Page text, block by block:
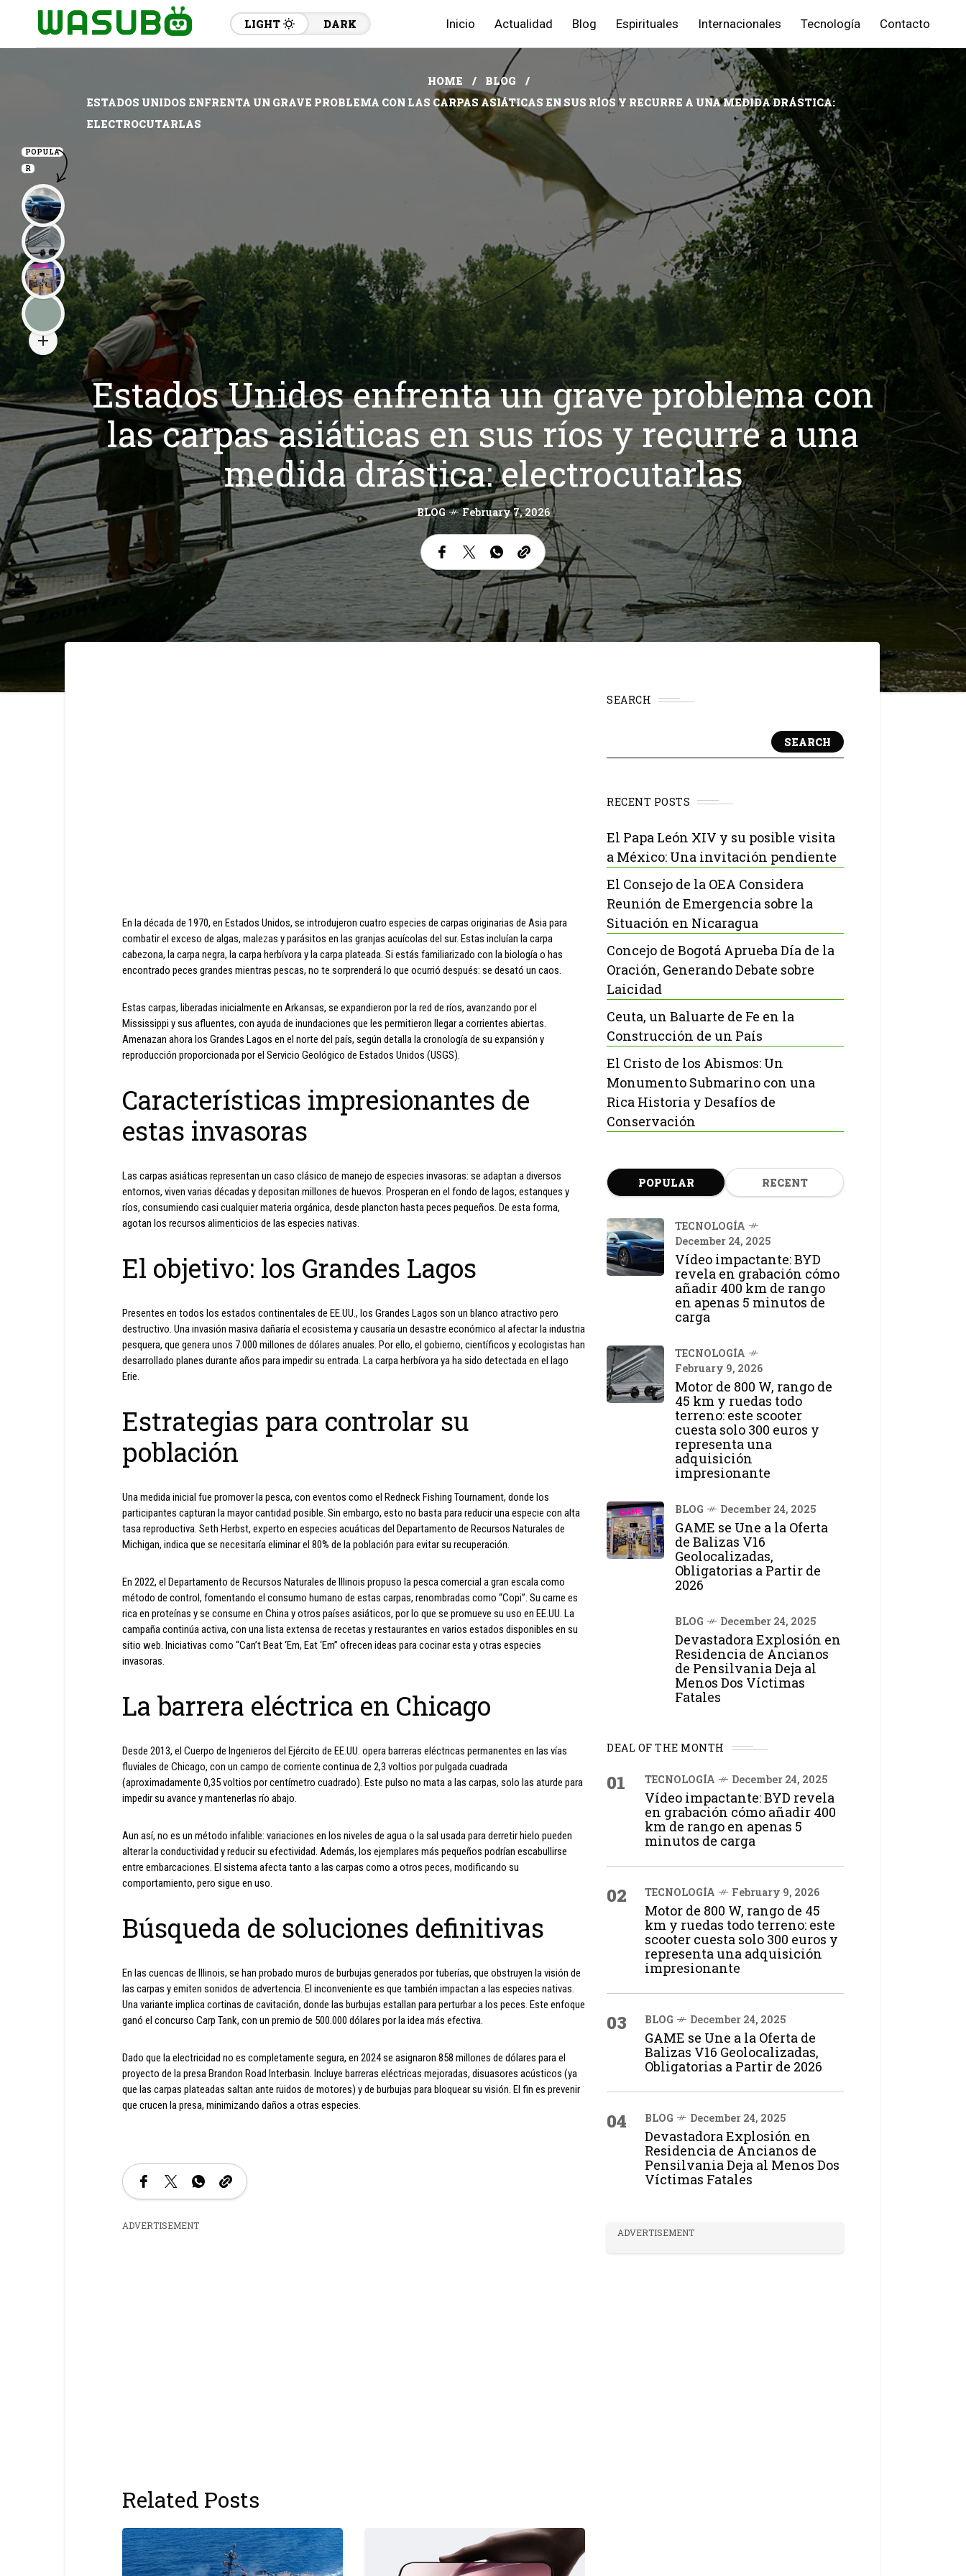
LIGHT DARK Inicio Actualidad Blog Espirituales Internacionales Tecnología Contacto
HOME
BLOG
ESTADOS UNIDOS ENFRENTA UN GRAVE PROBLEMA CON LAS CARPAS ASIÁTICAS EN SUS RÍOS Y RECURRE A UNA MEDIDA DRÁSTICA:
ELECTROCUTARLAS
Estados Unidos enfrenta un grave problema con
las carpas asiáticas en sus ríos y recurre a una
medida drástica: electrocutarlas
BLOG February 7, 2026
En la década de 1970, en Estados Unidos, se introdujeron cuatro especies de carpas originarias de Asia para
combatir el exceso de algas, malezas y parásitos en las granjas acuícolas del sur. Estas incluían la carpa
cabezona, la carpa negra, la carpa herbívora y la carpa plateada. Si estás familiarizado con la biología o has
encontrado peces grandes mientras pescas, no te sorprenderá lo que ocurrió después: se desató un caos.
Estas carpas, liberadas inicialmente en Arkansas, se expandieron por la red de ríos, avanzando por el
Mississippi y sus afluentes, con ayuda de inundaciones que les permitieron llegar a corrientes abiertas.
Amenazan ahora los Grandes Lagos en el norte del país, según detalla la cronología de su expansión y
reproducción proporcionada por el Servicio Geológico de Estados Unidos (USGS).
Características impresionantes de
estas invasoras
Las carpas asiáticas representan un caso clásico de manejo de especies invasoras: se adaptan a diversos
entornos, viven varias décadas y depositan millones de huevos. Prosperan en el fondo de lagos, estanques y
ríos, consumiendo casi cualquier materia orgánica, desde plancton hasta peces pequeños. De esta forma,
agotan los recursos alimenticios de las especies nativas.
El objetivo: los Grandes Lagos
Presentes en todos los estados continentales de EE.UU., los Grandes Lagos son un blanco atractivo pero
destructivo. Una invasión masiva dañaría el ecosistema y causaría un desastre económico al afectar la industria
pesquera, que genera unos 7.000 millones de dólares anuales. Por ello, el gobierno, científicos y ecologistas han
desarrollado planes durante años para impedir su entrada. La carpa herbívora ya ha sido detectada en el lago
Erie.
Estrategias para controlar su
población
Una medida inicial fue promover la pesca, con eventos como el Redneck Fishing Tournament, donde los
participantes capturan la mayor cantidad posible. Sin embargo, esto no basta para reducir una especie con alta
tasa reproductiva. Seth Herbst, experto en especies acuáticas del Departamento de Recursos Naturales de
Michigan, indica que se necesitaría eliminar el 80% de la población para evitar su recuperación.
En 2022, el Departamento de Recursos Naturales de Illinois propuso la pesca comercial a gran escala como
método de control, fomentando el consumo humano de estas carpas, renombradas como “Copi”. Su carne es
rica en proteínas y se consume en China y otros países asiáticos, por lo que se promueve su uso en EE.UU. La
campaña continúa activa, con una lista extensa de recetas y restaurantes en varios estados disponibles en su
sitio web. Iniciativas como “Can’t Beat ‘Em, Eat ‘Em” ofrecen ideas para cocinar esta y otras especies
invasoras.
La barrera eléctrica en Chicago
Desde 2013, el Cuerpo de Ingenieros del Ejército de EE.UU. opera barreras eléctricas permanentes en las vías
fluviales de Chicago, con un campo de corriente continua de 2,3 voltios por pulgada cuadrada
(aproximadamente 0,35 voltios por centímetro cuadrado). Este pulso no mata a las carpas, solo las aturde para
impedir su avance y mantenerlas río abajo.
Aun así, no es un método infalible: variaciones en los niveles de agua o la sal usada para derretir hielo pueden
alterar la conductividad y reducir su efectividad. Además, los ejemplares más pequeños podrían escabullirse
entre embarcaciones. El sistema afecta tanto a las carpas como a otros peces, modificando su
comportamiento, pero sigue en uso.
Búsqueda de soluciones definitivas
En las cuencas de Illinois, se han probado muros de burbujas generados por tuberías, que obstruyen la visión de
las carpas y emiten sonidos de advertencia. El inconveniente es que también impactan a las especies nativas.
Una variante implica cortinas de cavitación, donde las burbujas estallan para perturbar a los peces. Este enfoque
ganó el concurso Carp Tank, con un premio de 500.000 dólares por la idea más efectiva.
Dado que la electricidad no es completamente segura, en 2024 se asignaron 858 millones de dólares para el
proyecto de la presa Brandon Road Interbasin. Incluye barreras eléctricas mejoradas, disuasores acústicos (ya
que las carpas plateadas saltan ante ruidos de motores) y de burbujas para bloquear su visión. El fin es prevenir
que crucen la presa, minimizando daños a otras especies.
ADVERTISEMENT
Related Posts
SEARCH
SEARCH
RECENT POSTS
El Papa León XIV y su posible visita
a México: Una invitación pendiente
El Consejo de la OEA Considera
Reunión de Emergencia sobre la
Situación en Nicaragua
Concejo de Bogotá Aprueba Día de la
Oración, Generando Debate sobre
Laicidad
Ceuta, un Baluarte de Fe en la
Construcción de un País
El Cristo de los Abismos: Un
Monumento Submarino con una
Rica Historia y Desafíos de
Conservación
POPULAR RECENT
TECNOLOGÍA
December 24, 2025
Vídeo impactante: BYD
revela en grabación cómo
añadir 400 km de rango
en apenas 5 minutos de
carga
TECNOLOGÍA
February 9, 2026
Motor de 800 W, rango de
45 km y ruedas todo
terreno: este scooter
cuesta solo 300 euros y
representa una
adquisición
impresionante
BLOG December 24, 2025
GAME se Une a la Oferta
de Balizas V16
Geolocalizadas,
Obligatorias a Partir de
2026
BLOG December 24, 2025
Devastadora Explosión en
Residencia de Ancianos
de Pensilvania Deja al
Menos Dos Víctimas
Fatales
DEAL OF THE MONTH
01 TECNOLOGÍA December 24, 2025
Vídeo impactante: BYD revela
en grabación cómo añadir 400
km de rango en apenas 5
minutos de carga
02 TECNOLOGÍA February 9, 2026
Motor de 800 W, rango de 45
km y ruedas todo terreno: este
scooter cuesta solo 300 euros y
representa una adquisición
impresionante
03 BLOG December 24, 2025
GAME se Une a la Oferta de
Balizas V16 Geolocalizadas,
Obligatorias a Partir de 2026
04 BLOG December 24, 2025
Devastadora Explosión en
Residencia de Ancianos de
Pensilvania Deja al Menos Dos
Víctimas Fatales
ADVERTISEMENT
POPULA
R